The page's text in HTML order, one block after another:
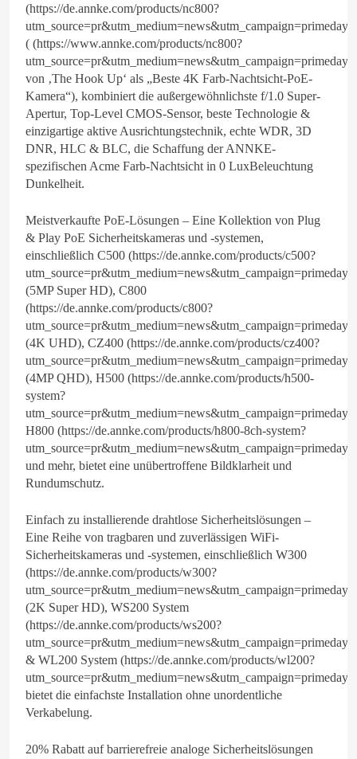
(https://de.annke.com/products/nc800?
( (https://www.annke.com/products/nc800?
von ‚The Hook Up‘ als „Beste 4K Farb-Nachtsicht-PoE-
Kamera“), kombiniert die außergewöhnlichste f/1.0 Super-
Apertur, Top-Level CMOS-Sensor, beste Technologie &
einzigartige aktive Ausrichtungstechnik, echte WDR, 3D
DNR, HLC & BLC, die Schaffung der ANNKE-
spezifischen Acme Farb-Nachtsicht in 0 LuxBeleuchtung
Dunkelheit.
Meistverkaufte PoE-Lösungen – Eine Kollektion von Plug
& Play PoE Sicherheitskameras und -systemen,
einschließlich C500 (https://de.annke.com/products/c500?
(5MP Super HD), C800
(https://de.annke.com/products/c800?
(4K UHD), CZ400 (https://de.annke.com/products/cz400?
(4MP QHD), H500 (https://de.annke.com/products/h500-
system?
H800 (https://de.annke.com/products/h800-8ch-system?
und mehr, bietet eine unübertroffene Bildklarheit und
Rundumschutz.
Einfach zu installierende drahtlose Sicherheitslösungen –
Eine Reihe von tragbaren und zuverlässigen WiFi-
Sicherheitskameras und -systemen, einschließlich W300
(https://de.annke.com/products/w300?
(2K Super HD), WS200 System
(https://de.annke.com/products/ws200?
& WL200 System (https://de.annke.com/products/wl200?
bietet die einfachste Installation ohne unordentliche
Verkabelung.
20% Rabatt auf barrierefreie analoge Sicherheitslösungen